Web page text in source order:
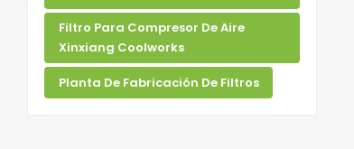
Filtro Para Compresor De Aire
Xinxiang Coolworks
Planta De Fabricación De Filtros